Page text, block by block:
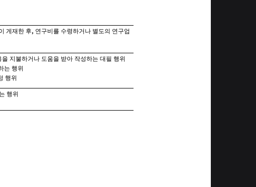
게재한 후, 연구비를 수령하거나 별도의 연구업
을 지불하거나 도움을 받아 작성하는 대필 행위
는 행위
행위
행위